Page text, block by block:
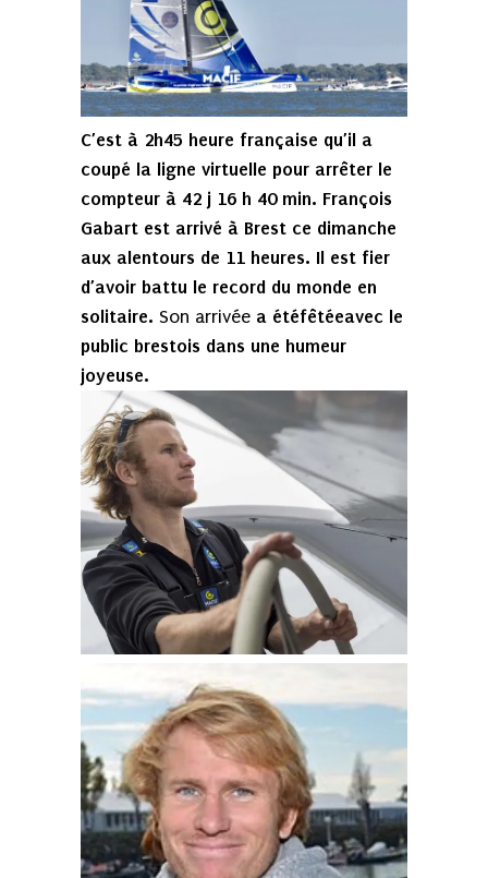
C’est à 2h45 heure française qu’il a
coupé la ligne virtuelle pour arrêter le
compteur à 42 j 16 h 40 min. François
Gabart est arrivé à Brest ce dimanche
aux alentours de 11 heures. Il est fier
d’avoir battu le record du monde en
solitaire. Son arrivée a étéfêtéeavec le
public brestois dans une humeur
joyeuse.